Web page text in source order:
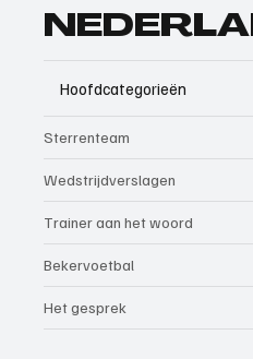
Hoofdcategorieën
Sterrenteam
Wedstrijdverslagen
Trainer aan het woord
Bekervoetbal
Het gesprek